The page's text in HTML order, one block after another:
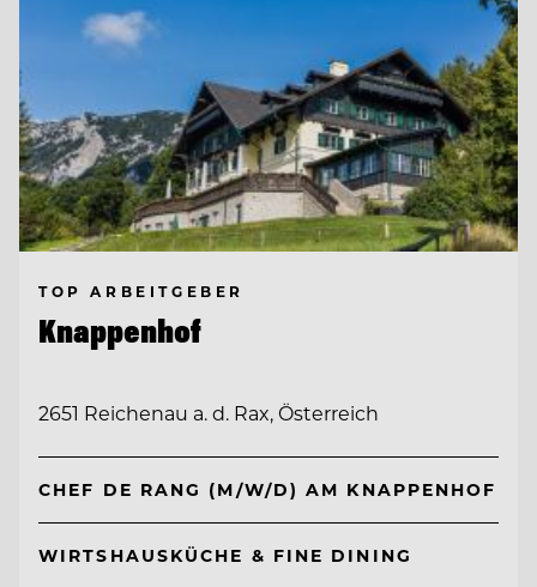
TOP ARBEITGEBER
Knappenhof
2651 Reichenau a. d. Rax, Österreich
CHEF DE RANG (M/W/D) AM KNAPPENHOF
WIRTSHAUSKÜCHE & FINE DINING